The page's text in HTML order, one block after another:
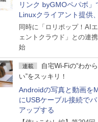
リンク byGMOペパボ」
Linuxクライアント提供
エージェントの接続が
同時に「ロリポップ！AI
ェントクラウド」との連
始
連載
自宅Wi-Fiの“わか
い”をスッキリ！
Androidの写真と動画を
にUSBケーブル接続でバ
アップする